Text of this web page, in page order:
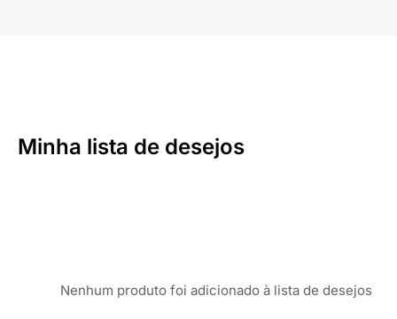
Minha lista de desejos
Nenhum produto foi adicionado à lista de desejos